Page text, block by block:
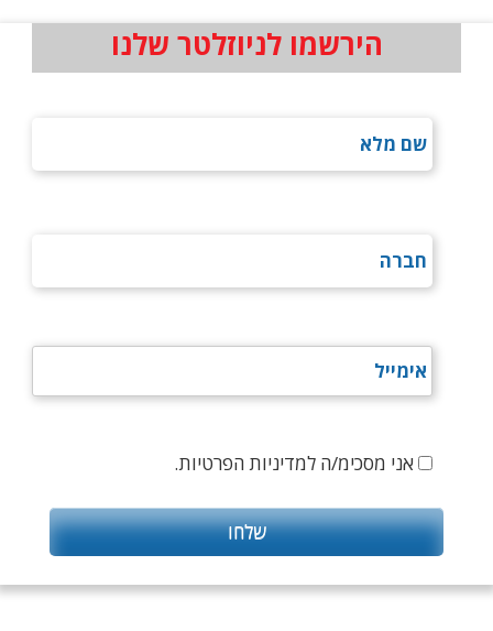
הירשמו לניוזלטר שלנו
אני מסכימ/ה למדיניות הפרטיות.